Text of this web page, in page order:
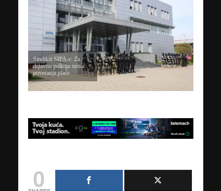
Sindikat SIPA-e: Za
državnu policiju nema
povećanja plaće
0